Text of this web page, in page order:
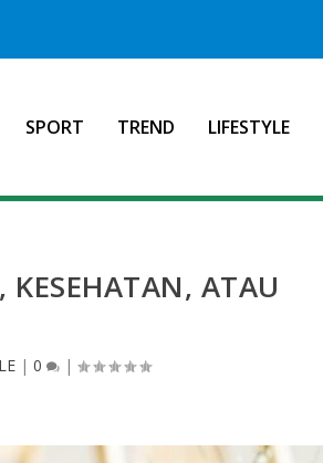
SPORT TREND LIFESTYLE
ATAU
| 0 |